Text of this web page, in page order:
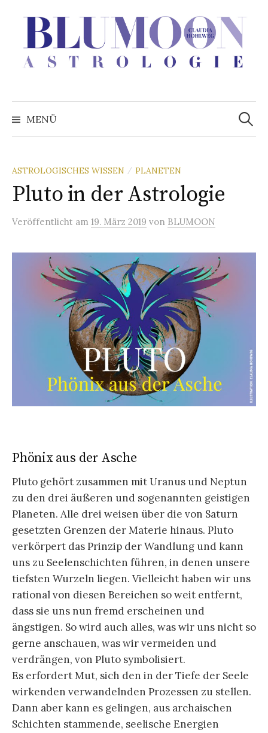
überspringen
MENÜ
Suchen
nach:
ASTROLOGISCHES WISSEN / PLANETEN
Pluto in der Astrologie
Veröffentlicht am 19. März 2019 von BLUMOON
Phönix aus der Asche
Pluto gehört zusammen mit Uranus und Neptun
zu den drei äußeren und sogenannten geistigen
Planeten. Alle drei weisen über die von Saturn
gesetzten Grenzen der Materie hinaus. Pluto
verkörpert das Prinzip der Wandlung und kann
uns zu Seelenschichten führen, in denen unsere
tiefsten Wurzeln liegen. Vielleicht haben wir uns
rational von diesen Bereichen so weit entfernt,
dass sie uns nun fremd erscheinen und
ängstigen. So wird auch alles, was wir uns nicht so
gerne anschauen, was wir vermeiden und
verdrängen, von Pluto symbolisiert.
Es erfordert Mut, sich den in der Tiefe der Seele
wirkenden verwandelnden Prozessen zu stellen.
Dann aber kann es gelingen, aus archaischen
Schichten stammende, seelische Energien